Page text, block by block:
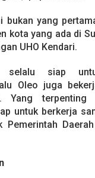
bukan yang
kota yang ada di
UHO Kendari.
selalu siap
Oleo juga
Yang terpenting
untuk berkerja
Pemerintah